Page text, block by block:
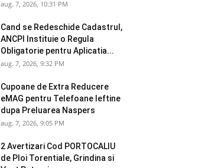
aug. 7, 2026, 10:31 PM
Cand se Redeschide Cadastrul,
ANCPI Instituie o Regula
Obligatorie pentru Aplicatia...
aug. 7, 2026, 9:32 PM
Cupoane de Extra Reducere
eMAG pentru Telefoane Ieftine
dupa Preluarea Naspers
aug. 7, 2026, 9:05 PM
2 Avertizari Cod PORTOCALIU
de Ploi Torentiale, Grindina si